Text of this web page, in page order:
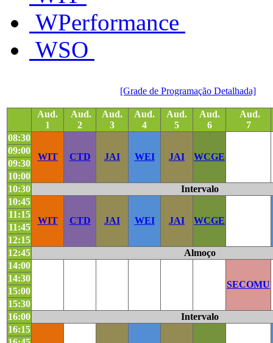
WPerformance
WSO
[Grade de Programação Detalhada]
Aud.
1
Aud.
2
Aud.
3
Aud.
4
Aud.
5
Aud.
6
Aud.
7
08:30
WIT
CTD JAI WEI JAI WCGE
09:00
09:30
10:00
10:30
Intervalo
10:45
WIT
CTD JAI WEI JAI WCGE
11:15
11:45
12:15
12:45
Almoço
14:00
SECOMU
14:30
15:00
15:30
16:00
Intervalo
16:15